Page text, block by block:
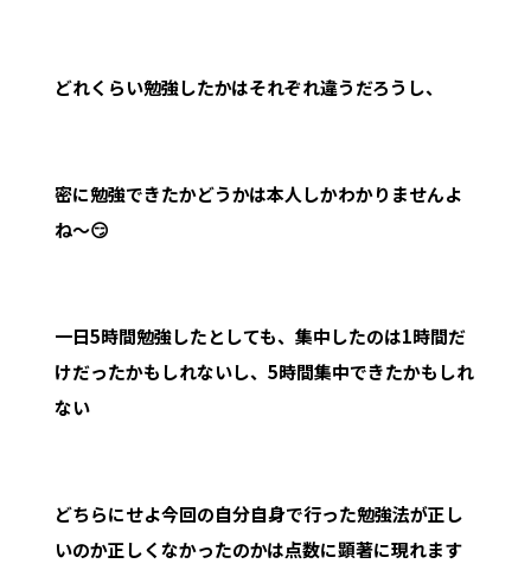
どれくらい勉強したかはそれぞれ違うだろうし、
密に勉強できたかどうかは本人しかわかりませんよ
ね～😏
一日5時間勉強したとしても、集中したのは1時間だ
けだったかもしれないし、5時間集中できたかもしれ
ない
どちらにせよ今回の自分自身で行った勉強法が正し
いのか正しくなかったのかは点数に顕著に現れます